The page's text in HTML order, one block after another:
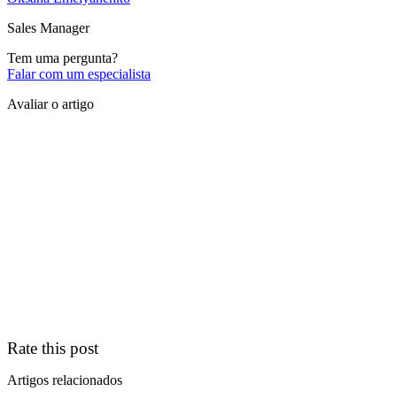
Sales Manager
Tem uma pergunta?
Falar com um especialista
Avaliar o artigo
Rate this post
Artigos relacionados